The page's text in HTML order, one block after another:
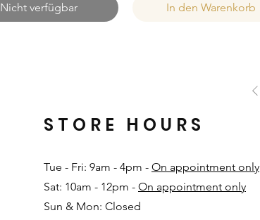
Nicht verfügbar In den Warenkorb
Tue - Fri: 9am - 4pm - On appointment only
Sat: 10am - 12pm - On appointment only
Sun & Mon: Closed​
STORE HOURS